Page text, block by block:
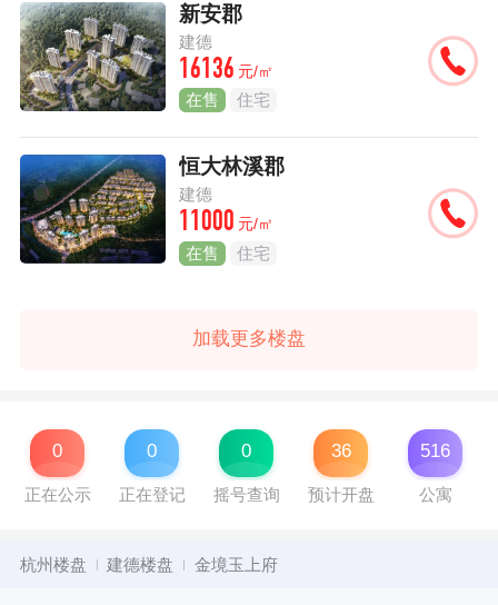
新安郡
建德
16136 元/㎡
在售 住宅
恒大林溪郡
建德
11000 元/㎡
在售 住宅
加载更多楼盘
0
正在公示
0
正在登记
0
摇号查询
36
预计开盘
516
公寓
杭州楼盘 建德楼盘 金境玉上府